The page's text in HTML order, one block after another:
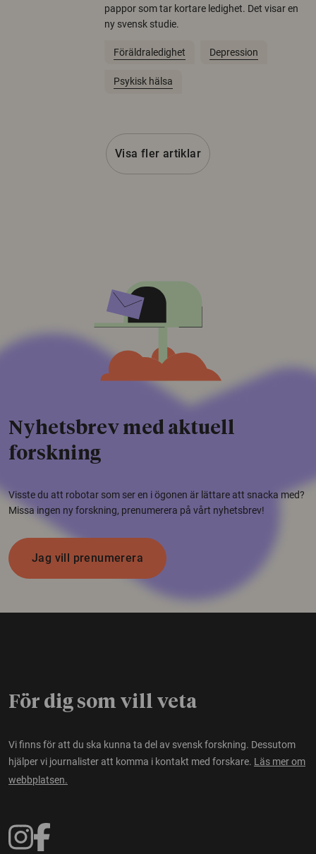
pappor som tar kortare ledighet. Det visar en
ny svensk studie.
Föräldraledighet Depression
Psykisk hälsa
Visa fler artiklar
Nyhetsbrev med aktuell
forskning
Visste du att robotar som ser en i ögonen är lättare att snacka med?
Missa ingen ny forskning, prenumerera på vårt nyhetsbrev!
Jag vill prenumerera
För dig som vill veta
Vi finns för att du ska kunna ta del av svensk forskning. Dessutom
hjälper vi journalister att komma i kontakt med forskare. Läs mer om
webbplatsen.